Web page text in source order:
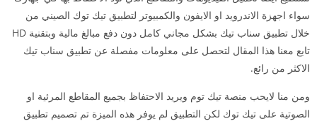
سواء اجهزة الاندرويد او الايفون والكمبيوتر لتطبيق تيك توك الصيني من
خلال تطبيق سناب تيك بشكل مجاني كامل دون دفع مبالغ مالية وبتقنية HD
تابع معنا هذا المقال لتحصل على معلومات مفصلة عن تطبيق سناب تيك
الاكثر من رائع.
ومن منا لايحب منصة تيك توم ويريد الاحتفاظ بجميع المقاطع المرئية او
الصوتية على تيك توك لكن التطبيق لم يوفر هذه الميزة تم تصميم تطبيق